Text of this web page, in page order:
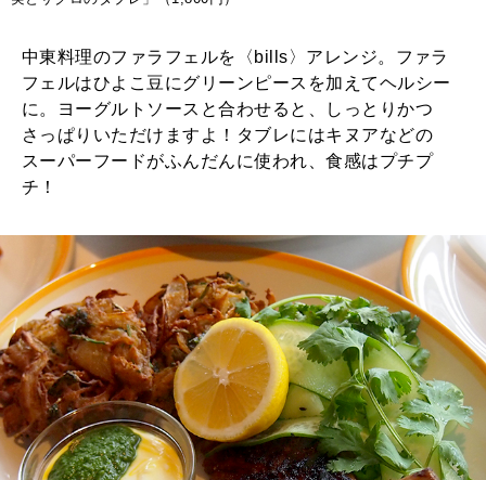
中東料理のファラフェルを〈bills〉アレンジ。ファラ
フェルはひよこ豆にグリーンピースを加えてヘルシー
に。ヨーグルトソースと合わせると、しっとりかつ
さっぱりいただけますよ！タブレにはキヌアなどの
スーパーフードがふんだんに使われ、食感はプチプ
チ！